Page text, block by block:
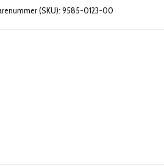
(SKU): 9585-0123-00